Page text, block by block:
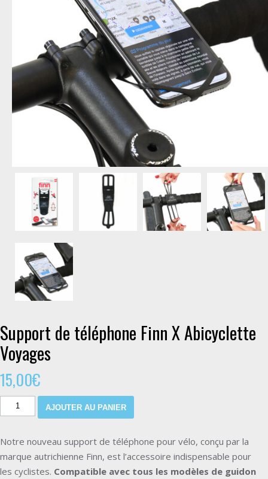
Support de téléphone Finn X Abicyclette
Voyages
15,00€
AJOUTER AU PANIER
Notre nouveau support de téléphone pour vélo, conçu par la
marque autrichienne Finn, est l’accessoire indispensable pour
les cyclistes. Compatible avec tous les modèles de guidon